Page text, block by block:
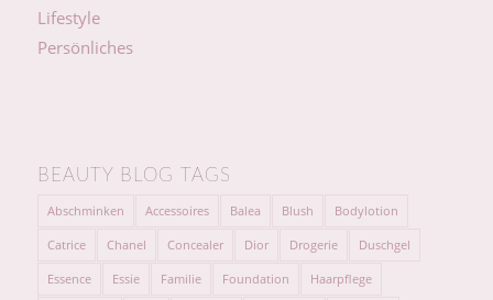
Lifestyle
Persönliches
BEAUTY BLOG TAGS
Abschminken Accessoires Balea Blush Bodylotion
Catrice Chanel Concealer Dior Drogerie Duschgel
Essence Essie Familie Foundation Haarpflege